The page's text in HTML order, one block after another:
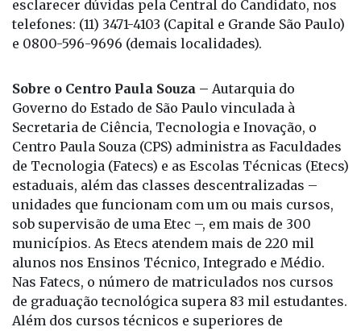
esclarecer dúvidas pela Central do Candidato, nos
telefones: (11) 3471-4103 (Capital e Grande São Paulo)
e 0800-596-9696 (demais localidades).
Sobre o Centro Paula Souza – Autarquia do
Governo do Estado de São Paulo vinculada à
Secretaria de Ciência, Tecnologia e Inovação, o
Centro Paula Souza (CPS) administra as Faculdades
de Tecnologia (Fatecs) e as Escolas Técnicas (Etecs)
estaduais, além das classes descentralizadas –
unidades que funcionam com um ou mais cursos,
sob supervisão de uma Etec –, em mais de 300
municípios. As Etecs atendem mais de 220 mil
alunos nos Ensinos Técnico, Integrado e Médio.
Nas Fatecs, o número de matriculados nos cursos
de graduação tecnológica supera 83 mil estudantes.
Além dos cursos técnicos e superiores de